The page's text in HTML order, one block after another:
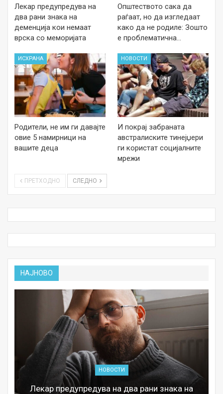
Лекар предупредува на
два рани знака на
деменција кои немаат
врска со меморијата
Општеството сака да
раѓаат, но да изгледаат
како да не родиле: Зошто
е проблематична…
ИСХРАНА
Родители, не им ги давајте
овие 5 намирници на
вашите деца
НОВОСТИ
И покрај забраната
австралиските тинејџери
ги користат социјалните
мрежи
ПРЕТХОДНО СЛЕДНО
НАЈНОВО
НОВОСТИ
Лекар предупредува на два рани знака на